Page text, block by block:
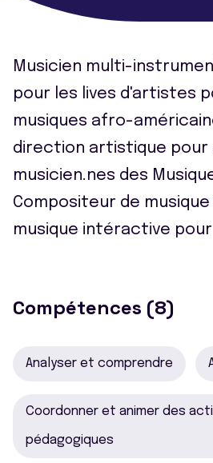
Musicien multi-
pour les lives d'artistes
musiques afro-
direction artistique
musicien.nes des
Compositeur de
musique intéractive pour
Compétences (8)
Analyser et comprendre
Coordonner et animer des
pédagogiques